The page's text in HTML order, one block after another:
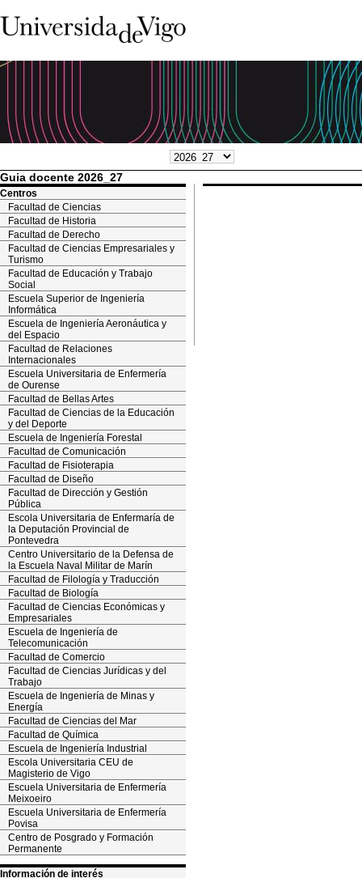
Guia docente 2026_27
Centros
Facultad de Ciencias
Facultad de Historia
Facultad de Derecho
Facultad de Ciencias Empresariales y
Turismo
Facultad de Educación y Trabajo
Social
Escuela Superior de Ingeniería
Informática
Escuela de Ingeniería Aeronáutica y
del Espacio
Facultad de Relaciones
Internacionales
Escuela Universitaria de Enfermería
de Ourense
Facultad de Bellas Artes
Facultad de Ciencias de la Educación
y del Deporte
Escuela de Ingeniería Forestal
Facultad de Comunicación
Facultad de Fisioterapia
Facultad de Diseño
Facultad de Dirección y Gestión
Pública
Escola Universitaria de Enfermaría de
la Deputación Provincial de
Pontevedra
Centro Universitario de la Defensa de
la Escuela Naval Militar de Marín
Facultad de Filología y Traducción
Facultad de Biología
Facultad de Ciencias Económicas y
Empresariales
Escuela de Ingeniería de
Telecomunicación
Facultad de Comercio
Facultad de Ciencias Jurídicas y del
Trabajo
Escuela de Ingeniería de Minas y
Energía
Facultad de Ciencias del Mar
Facultad de Química
Escuela de Ingeniería Industrial
Escola Universitaria CEU de
Magisterio de Vigo
Escuela Universitaria de Enfermería
Meixoeiro
Escuela Universitaria de Enfermería
Povisa
Centro de Posgrado y Formación
Permanente
Información de interés